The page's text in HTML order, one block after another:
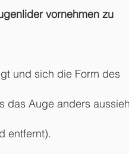
vornehmen zu
und sich die Form des
das Auge anders
entfernt).